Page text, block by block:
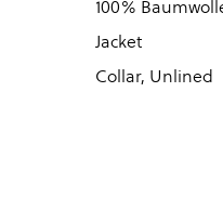
100%
Jacket
Collar, Unlined